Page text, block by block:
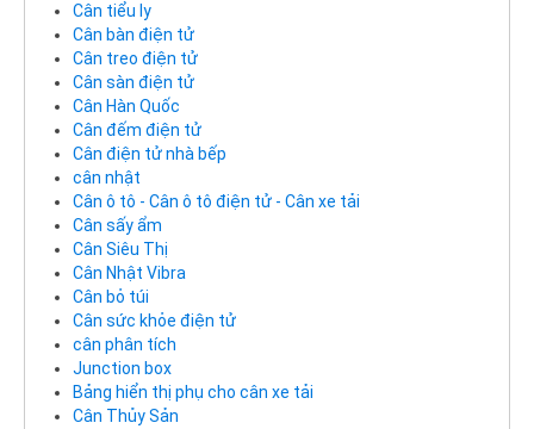
Cân tiểu ly
Cân bàn điện tử
Cân treo điện tử
Cân sàn điện tử
Cân Hàn Quốc
Cân đếm điện tử
Cân điện tử nhà bếp
cân nhật
Cân ô tô - Cân ô tô điện tử - Cân xe tải
Cân sấy ẩm
Cân Siêu Thị
Cân Nhật Vibra
Cân bỏ túi
Cân sức khỏe điện tử
cân phân tích
Junction box
Bảng hiển thị phụ cho cân xe tải
Cân Thủy Sản